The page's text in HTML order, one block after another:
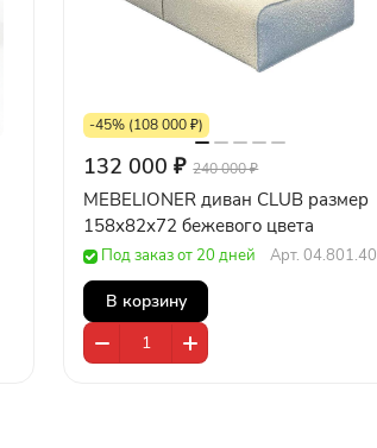
-45% (108 000 ₽)
132 000 ₽ 240 000 ₽
MEBELIONER диван CLUB размер
158х82х72 бежевого цвета
Под заказ от 20 дней Арт.04.801.40
В корзину